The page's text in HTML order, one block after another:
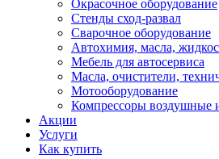
Окрасочное оборудование
Стенды сход-развал
Сварочное оборудование
Автохимия, масла,
Мебель для автосервиса
Масла, очистители,
Мотооборудование
Компрессоры воздушные
Акции
Услуги
Как купить